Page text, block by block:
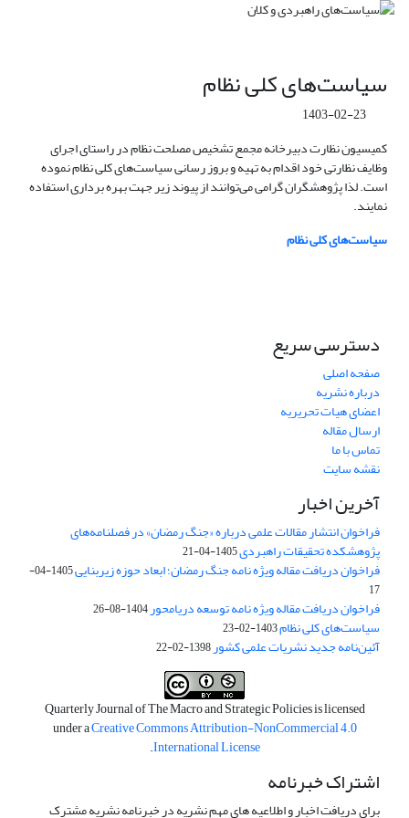
سیاست‌های کلی نظام
1403-02-23
کمیسیون نظارت دبیرخانه مجمع تشخیص مصلحت نظام در راستای اجرای
وظایف نظارتی خود اقدام به تهیه و بروز رسانی سیاست‌های کلی نظام نموده
است. لذا پژوهشگران گرامی می‌توانند از پیوند زیر جهت بهره برداری استفاده
نمایند.
سیاست‌های کلی نظام
دسترسی سریع
صفحه اصلی
درباره نشریه
اعضای هیات تحریریه
ارسال مقاله
تماس با ما
نقشه سایت
آخرین اخبار
فراخوان انتشار مقالات علمی درباره «جنگ رمضان» در فصلنامه‌های
پژوهشکده تحقیقات راهبردی1405-04-21
فراخوان دریافت مقاله ویژه نامه جنگ رمضان؛ ابعاد حوزه زیربنایی
1405-04-
17
فراخوان دریافت مقاله ویژه نامه توسعه دریامحور1404-08-26
سیاست‌های کلی نظام1403-02-23
آئین‌نامه جدید نشریات علمی کشور1398-02-22
Quarterly Journal of The Macro and Strategic Policies is licensed
under aCreative Commons Attribution-NonCommercial 4.0
International License
.
اشتراک خبرنامه
برای دریافت اخبار و اطلاعیه های مهم نشریه در خبرنامه نشریه مشترک